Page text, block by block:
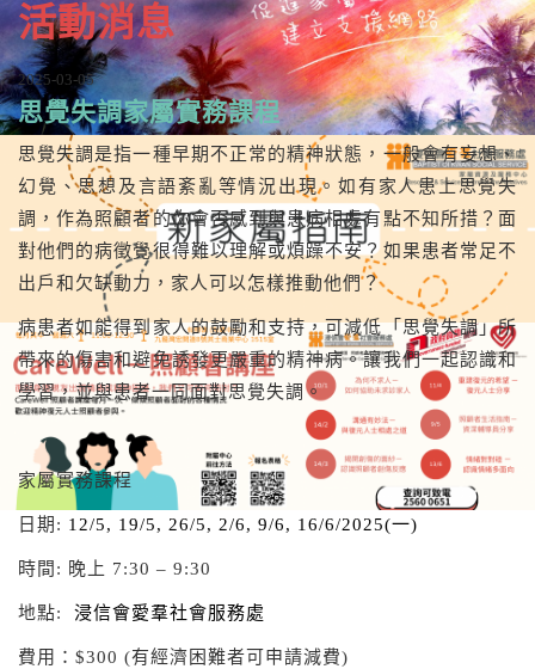
活動消息
2025-03-05
思覺失調家屬實務課程
思覺失調是指一種早期不正常的精神狀態，一般會有妄想、
幻覺、思想及言語紊亂等情況出現。如有家人患上思覺失
調，作為照顧者的你會否感到與患病相處有點不知所措？面
對他們的病徵覺很得難以理解或煩躁不安？如果患者常足不
出戶和欠缺動力，家人可以怎樣推動他們？
病患者如能得到家人的鼓勵和支持，可減低「思覺失調」所
帶來的傷害和避免誘發更嚴重的精神病。讓我們一起認識和
學習，並與患者一同面對思覺失調。
家屬實務課程
日期: 12/5, 19/5, 26/5, 2/6, 9/6, 16/6/2025(一)
時間: 晚上 7:30 – 9:30
地點: 浸信會愛羣社會服務處
費用：$300 (有經濟困難者可申請減費)